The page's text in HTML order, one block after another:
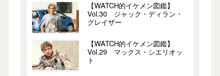
【WATCH的イケメン図鑑】
Vol.30 ジャック・ディラン・
グレイザー
【WATCH的イケメン図鑑】
Vol.29 マックス・シエリオッ
ト